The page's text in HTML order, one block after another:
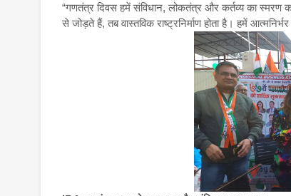
“गणतंत्र दिवस हमें संविधान, लोकतंत्र और कर्तव्य का
से जोड़ते हैं, तब वास्तविक राष्ट्रनिर्माण होता है। हमें